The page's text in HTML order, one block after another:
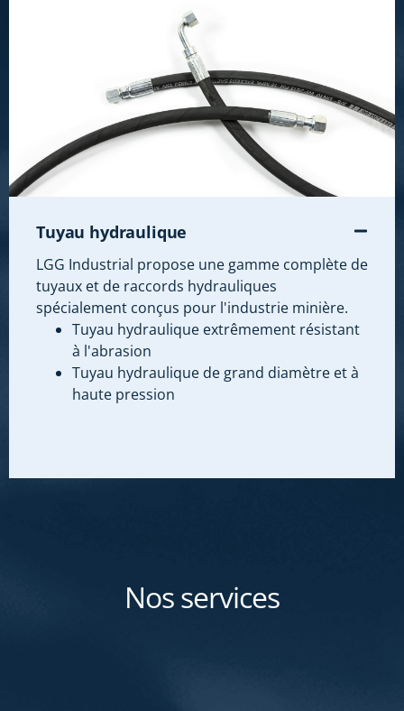
Tuyau hydraulique
LGG Industrial propose une gamme complète de
tuyaux et de raccords hydrauliques
spécialement conçus pour l'industrie minière.
Tuyau hydraulique extrêmement résistant
à l'abrasion
Tuyau hydraulique de grand diamètre et à
haute pression
Nos services